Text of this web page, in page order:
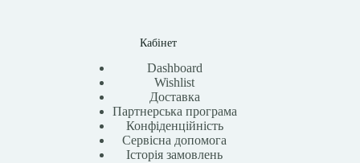
Кабінет
Dashboard
Wishlist
Доставка
Партнерська програма
Конфіденційність
Сервісна допомога
Історія замовлень